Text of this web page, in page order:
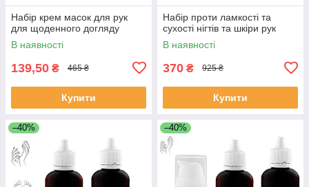
Набір крем масок для рук
для щоденного догляду
В наявності
139,50 ₴ 465 ₴
Купити
Набір проти ламкості та
сухості нігтів та шкіри рук
В наявності
370 ₴ 925 ₴
Купити
–40% –40%